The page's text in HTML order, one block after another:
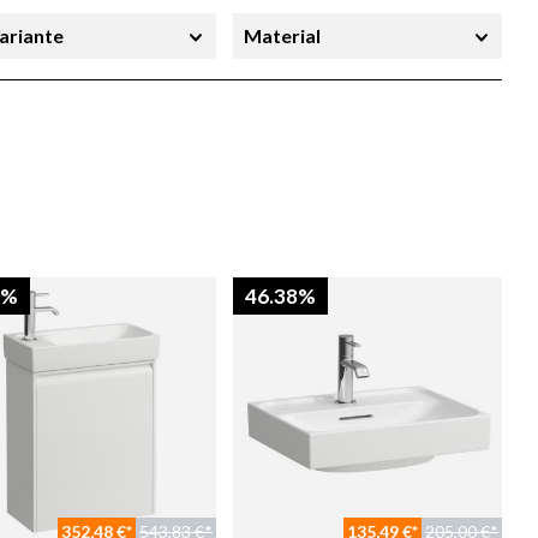
Material
352,48 €* 543,83 €*
46.38%
135,49 €* 205,00 €*